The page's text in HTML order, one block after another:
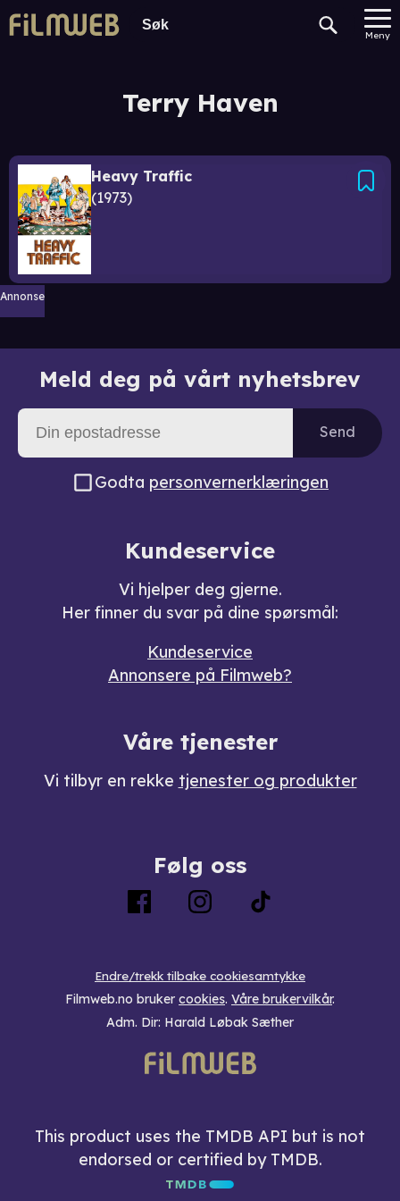
Meny
Terry Haven
Heavy Traffic
1973
Annonse
Meld deg på vårt nyhetsbrev
Send
Godta personvernerklæringen
Kundeservice
Vi hjelper deg gjerne.
Her finner du svar på dine spørsmål:
Kundeservice
Annonsere på Filmweb?
Våre tjenester
Vi tilbyr en rekke tjenester og produkter
Følg oss
Endre/trekk tilbake cookiesamtykke
Filmweb.no bruker cookies. Våre brukervilkår.
Adm. Dir: Harald Løbak Sæther
This product uses the TMDB API but is not
endorsed or certified by TMDB.